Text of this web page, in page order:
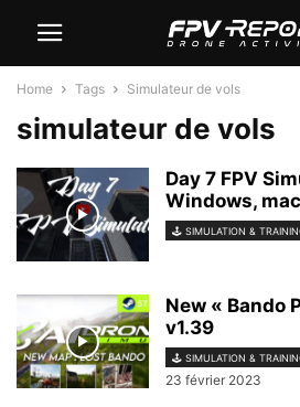
Home Tags Simulateur de vols
simulateur de vols
Day 7 FPV
Windows,
🕹️ SIMULATION &
New « Bando
v1.39
🕹️ SIMULATION &
23 février 2023